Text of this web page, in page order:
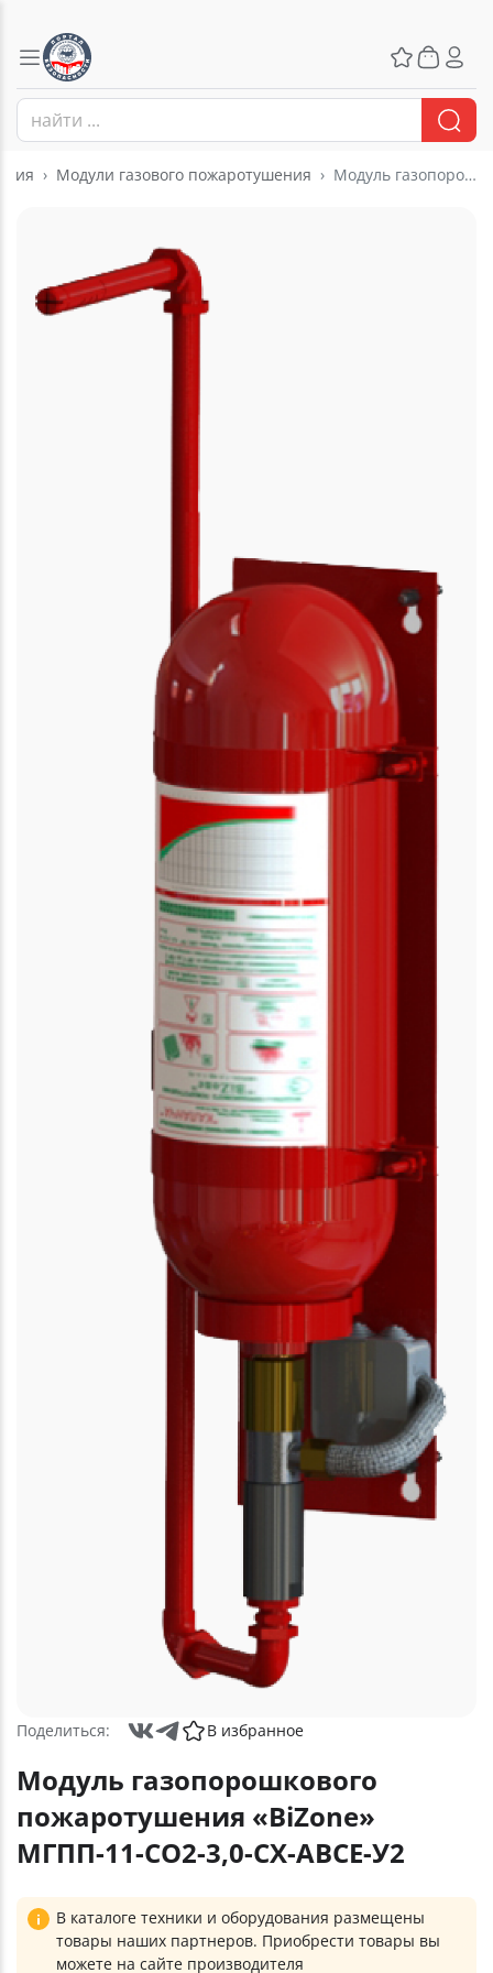
Модули газового пожаротушения Модуль газопорошкового пожаротушения «BiZone» МГПП-11-СО2-3,0-СХ-АВСЕ-У2
Поделиться: В избранное
Модуль газопорошкового
пожаротушения «BiZone»
МГПП-11-СО2-3,0-СХ-АВСЕ-У2
В каталоге техники и оборудования размещены
товары наших партнеров. Приобрести товары вы
можете на сайте производителя